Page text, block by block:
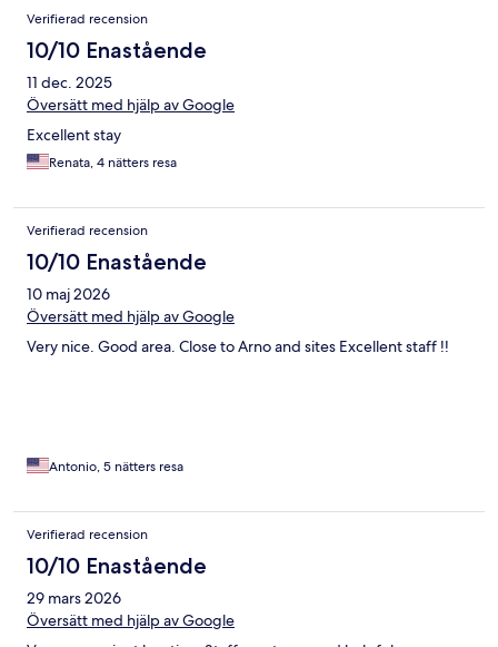
Verifierad recension
10/10 Enastående
11 dec. 2025
Översätt med hjälp av Google
Excellent stay
Renata, 4 nätters resa
Verifierad recension
10/10 Enastående
10 maj 2026
Översätt med hjälp av Google
Very nice. Good area. Close to Arno and sites Excellent staff !!
Antonio, 5 nätters resa
Verifierad recension
10/10 Enastående
29 mars 2026
Översätt med hjälp av Google